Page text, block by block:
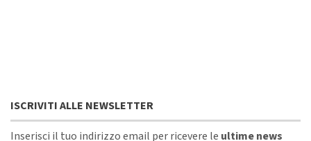
ISCRIVITI ALLE NEWSLETTER
Inserisci il tuo indirizzo email per ricevere le ultime news